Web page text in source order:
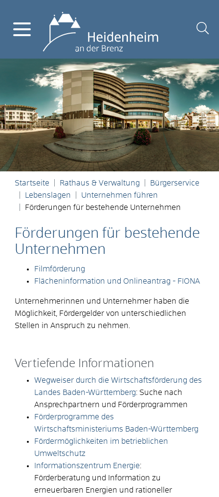
Startseite Rathaus & Verwaltung
Bürgerservice
Lebenslagen
Unternehmen führen
Förderungen für bestehende Unternehmen
Förderungen für bestehende
Unternehmen
Filmförderung
Flächeninformation und Onlineantrag - FIONA
Unternehmerinnen und Unternehmer haben die
Möglichkeit, Fördergelder von unterschiedlichen
Stellen in Anspruch zu nehmen.
Vertiefende Informationen
Wegweiser durch die Wirtschaftsförderung des
Landes Baden-Württemberg: Suche nach
Ansprechpartnern und Förderprogrammen
Förderprogramme des
Wirtschaftsministeriums Baden-Württemberg
Fördermöglichkeiten im betrieblichen
Umweltschutz
Informationszentrum Energie:
Förderberatung und Information zu
erneuerbaren Energien und rationeller